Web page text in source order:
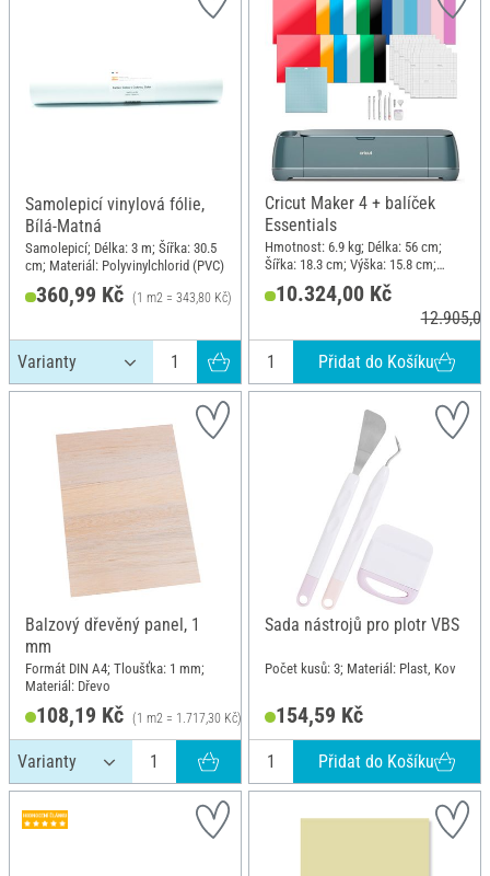
Samolepicí vinylová fólie,
Bílá-Matná
Samolepicí; Délka: 3 m; Šířka: 30.5
cm; Materiál: Polyvinylchlorid (PVC)
360,99 Kč (1 m2 = 343,80 Kč)
Cricut Maker 4 + balíček
Essentials
Hmotnost: 6.9 kg; Délka: 56 cm;
Šířka: 18.3 cm; Výška: 15.8 cm;
10.324,00 Kč
Přidat do Košíku
Balzový dřevěný panel, 1
mm
Formát DIN A4; Tloušťka: 1 mm;
Materiál: Dřevo
108,19 Kč (1 m2 = 1.717,30 Kč)
Sada nástrojů pro plotr VBS
Počet kusů: 3; Materiál: Plast, Kov
154,59 Kč
Přidat do Košíku